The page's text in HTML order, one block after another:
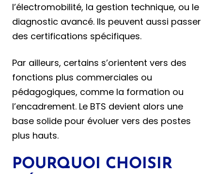
l’électromobilité, la gestion technique, ou le
diagnostic avancé. Ils peuvent aussi passer
des certifications spécifiques.
Par ailleurs, certains s’orientent vers des
fonctions plus commerciales ou
pédagogiques, comme la formation ou
l’encadrement. Le BTS devient alors une
base solide pour évoluer vers des postes
plus hauts.
POURQUOI CHOISIR